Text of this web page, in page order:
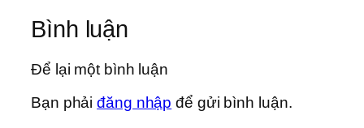
Bình luận
Để lại một bình luận
Bạn phảiđăng nhập để gửi bình luận.